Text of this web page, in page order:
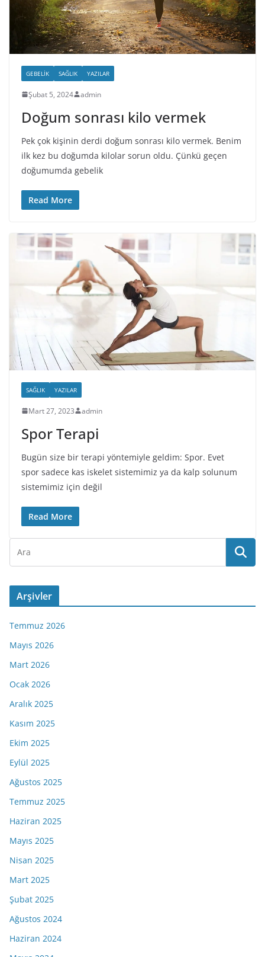
GEBELIK SAĞLIK YAZILAR
Şubat 5, 2024 admin
Doğum sonrası kilo vermek
Pek çok kişinin derdi doğum sonrası kilo vermek. Benim
ilk kez bu doğumda kilolar sorun oldu. Çünkü geçen
doğumumda gebelik
Read More
SAĞLIK YAZILAR
Mart 27, 2023 admin
Spor Terapi
Bugün size bir terapi yöntemiyle geldim: Spor. Evet
spor sadece kas iskelet sistemimiz ya da kalp solunum
sistemimiz için değil
Read More
Arşivler
Temmuz 2026
Mayıs 2026
Mart 2026
Ocak 2026
Aralık 2025
Kasım 2025
Ekim 2025
Eylül 2025
Ağustos 2025
Temmuz 2025
Haziran 2025
Mayıs 2025
Nisan 2025
Mart 2025
Şubat 2025
Ağustos 2024
Haziran 2024